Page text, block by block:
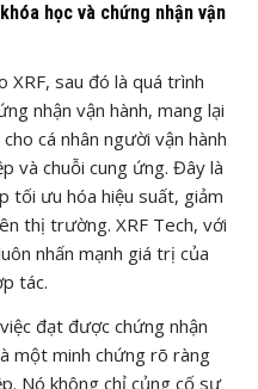
học và chứng nhận vận
XRF, sau đó là quá trình
nhận vận hành, mang lại
cá nhân người vận hành
và chuỗi cung ứng. Đây là
tối ưu hóa hiệu suất, giảm
thị trường. XRF Tech, với
nhấn mạnh giá trị của
tác.
đạt được chứng nhận
một minh chứng rõ ràng
Nó không chỉ củng cố sự